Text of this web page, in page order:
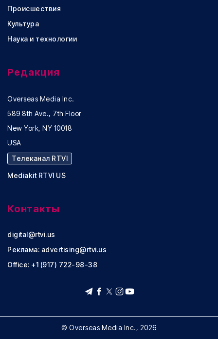
Происшествия
Культура
Наука и технологии
Редакция
Overseas Media Inc.
589 8th Ave., 7th Floor
New York, NY 10018
USA
Телеканал RTVI
Mediakit RTVI US
Контакты
digital@rtvi.us
Реклама: advertising@rtvi.us
Office: +1 (917) 722-98-38
© Overseas Media Inc., 2026